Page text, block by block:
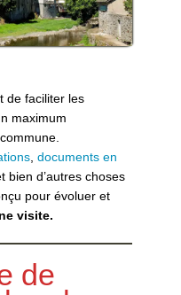
de faciliter les
maximum
documents en
bien d’autres choses
pour évoluer et
visite.
de